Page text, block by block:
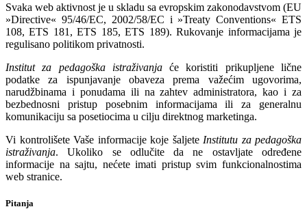
Svaka web aktivnost je u skladu sa evropskim zakonodavstvom (EU
»Directive« 95/46/EC, 2002/58/EC i »Treaty Conventions« ETS
108, ETS 181, ETS 185, ETS 189). Rukovanje informacijama je
regulisano politikom privatnosti.
Institut za pedagoška istraživanjaće koristiti prikupljene lične
podatke za ispunjavanje obaveza prema važećim ugovorima,
narudžbinama i ponudama ili na zahtev administratora, kao i za
bezbednosni pristup posebnim informacijama ili za generalnu
komunikaciju sa posetiocima u cilju direktnog marketinga.
Vi kontrolišete Vaše informacije koje šaljete Institutu za pedagoška
istraživanja. Ukoliko se odlučite da ne ostavljate određene
informacije na sajtu, nećete imati pristup svim funkcionalnostima
web stranice.
Pitanja